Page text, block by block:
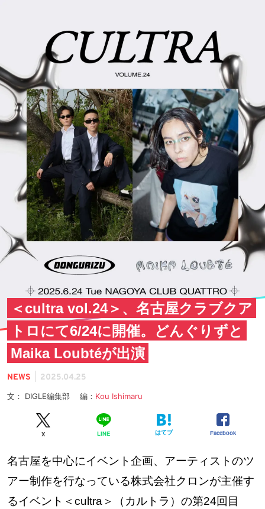
＜cultra vol.24＞、名古屋クラブクア
トロにて6/24に開催。どんぐりずと
Maika Loubtéが出演
NEWS 2025.04.25
文： DIGLE編集部 編： Kou Ishimaru
X LINE はてブ Facebook
名古屋を中心にイベント企画、アーティストのツ
アー制作を行なっている株式会社クロンが主催す
るイベント＜cultra＞（カルトラ）の第24回目